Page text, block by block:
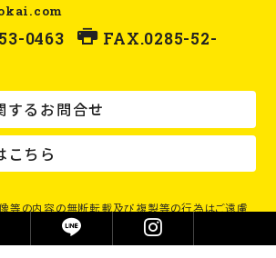
0463
FAX.0285-52-
するお問合せ
こちら
等の内容の無断転載及び複製等の行為はご遠慮